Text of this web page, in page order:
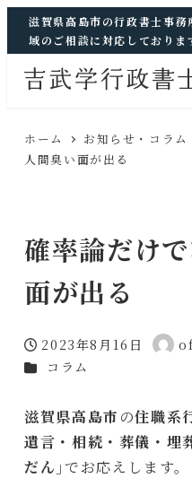
滋賀県高島市の行政書士事
域のご相談に対応しておりま
ホーム お知らせ・コラム
人間臭い面が出る
確率論だけ
面が出る
投稿日
2023年8月16日
著
カテゴリー
コラム
滋賀県高島市 の住職系
遺言・相続・葬儀・埋
だん ｣でお応えします。